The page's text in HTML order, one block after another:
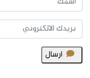
ارسال